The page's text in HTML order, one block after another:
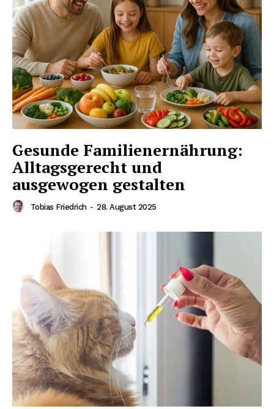
NEWSLETTER ABONNIEREN
Inhalte
Gesunde Familienernährung:
Alltagsgerecht und
ausgewogen gestalten
Tobias Friedrich - 28. August 2025